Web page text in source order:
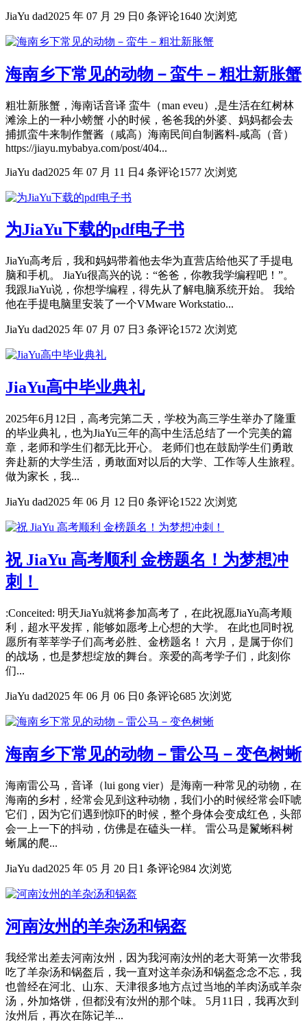
JiaYu dad2025 年 07 月 29 日 0 条评论1640 次浏览
海南乡下常见的动物－蛮牛－粗壮新胀蟹
粗壮新胀蟹，海南话音译 蛮牛（man eveu）,是生活在红树林
滩涂上的一种小螃蟹 小的时候，爸爸我的外婆、妈妈都会去
捕抓蛮牛来制作蟹酱（咸高）海南民间自制酱料-咸高（音）
https://jiayu.mybabya.com/post/404...
JiaYu dad2025 年 07 月 11 日 4 条评论1577 次浏览
为JiaYu下载的pdf电子书
JiaYu高考后，我和妈妈带着他去华为直营店给他买了手提电
脑和手机。 JiaYu很高兴的说：“爸爸，你教我学编程吧！”。
我跟JiaYu说，你想学编程，得先从了解电脑系统开始。 我给
他在手提电脑里安装了一个VMware Workstatio...
JiaYu dad2025 年 07 月 07 日 3 条评论1572 次浏览
JiaYu高中毕业典礼
2025年6月12日，高考完第二天，学校为高三学生举办了隆重
的毕业典礼，也为JiaYu三年的高中生活总结了一个完美的篇
章，老师和学生们都无比开心。 老师们也在鼓励学生们勇敢
奔赴新的大学生活，勇敢面对以后的大学、工作等人生旅程。
做为家长，我...
JiaYu dad2025 年 06 月 12 日 0 条评论1522 次浏览
祝 JiaYu 高考顺利 金榜题名！为梦想冲
刺！
:Conceited: 明天JiaYu就将参加高考了，在此祝愿JiaYu高考顺
利，超水平发挥，能够如愿考上心想的大学。 在此也同时祝
愿所有莘莘学子们高考必胜、金榜题名！ 六月，是属于你们
的战场，也是梦想绽放的舞台。亲爱的高考学子们，此刻你
们...
JiaYu dad2025 年 06 月 06 日 0 条评论685 次浏览
海南乡下常见的动物－雷公马－变色树蜥
海南雷公马，音译（lui gong vier）是海南一种常见的动物，在
海南的乡村，经常会见到这种动物，我们小的时候经常会吓唬
它们，因为它们遇到惊吓的时候，整个身体会变成红色，头部
会一上一下的抖动，仿佛是在磕头一样。 雷公马是鬣蜥科树
蜥属的爬...
JiaYu dad2025 年 05 月 20 日 1 条评论984 次浏览
河南汝州的羊杂汤和锅盔
我经常出差去河南汝州，因为我河南汝州的老大哥第一次带我
吃了羊杂汤和锅盔后，我一直对这羊杂汤和锅盔念念不忘，我
也曾经在河北、山东、天津很多地方点过当地的羊肉汤或羊杂
汤，外加烙饼，但都没有汝州的那个味。 5月11日，我再次到
汝州后，再次在陈记羊...